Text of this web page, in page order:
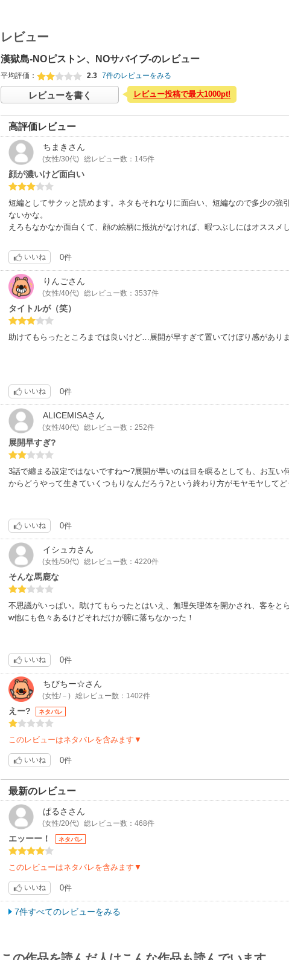
レビュー
漢獄島-NOピストン、NOサバイブ-のレビュー
平均評価： 2.3 7件のレビューをみる
レビューを書く レビュー投稿で最大1000pt!
高評価レビュー
ちまき さん
(女性/30代) 総レビュー数：145件
顔が濃いけど面白い
短編としてサクッと読めます。ネタもそれなりに面白い、短編なので多少の強
ないかな。
えろもなかなか面白くて、顔の絵柄に抵抗がなければ、暇つぶしにはオススメ
いいね 0件
りんごさん
(女性/40代) 総レビュー数：3537件
タイトルが（笑）
助けてもらったところまでは良いけど…展開が早すぎて置いてけぼり感があり
いいね 0件
ALICEMISAさん
(女性/40代) 総レビュー数：252件
展開早すぎ?
3話で纏まる設定ではないですね〜?展開が早いのは目を瞑るとしても、お互
からどうやって生きていくつもりなんだろう?という終わり方がモヤモヤして
いいね 0件
イシュカ さん
(女性/50代) 総レビュー数：4220件
そんな馬鹿な
不思議がいっぱい。助けてもらったとはいえ、無理矢理体を開かされ、客をと
w他にも色々あるけどそれだけが腑に落ちなかった！
いいね 0件
ちびちー☆さん
(女性/－) 総レビュー数：1402件
えー? ネタバレ
このレビューはネタバレを含みます▼
いいね 0件
最新のレビュー
ぱるさ さん
(女性/20代) 総レビュー数：468件
エッーー！ ネタバレ
このレビューはネタバレを含みます▼
いいね 0件
7件すべてのレビューをみる